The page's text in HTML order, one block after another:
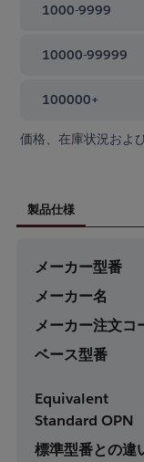
1000-9999
10000-99999
100000+
価格、在庫状況およ
製品仕様
メーカー型番
メーカー名
メーカー注文コ
ベース型番
Equivalent
Standard OPN
標準型番との違